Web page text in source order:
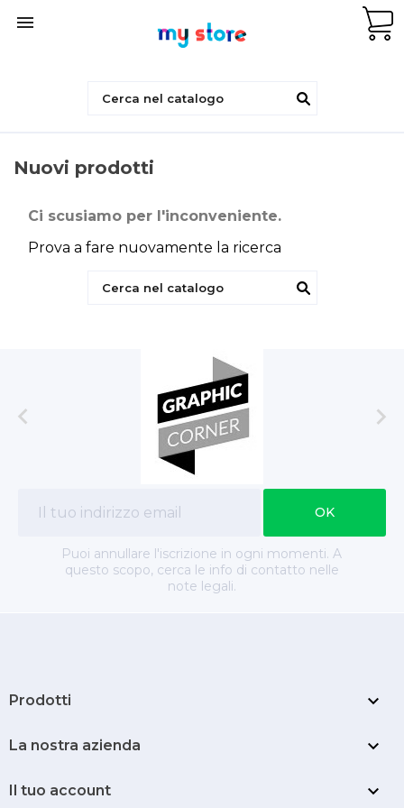

Nuovi prodotti
Ci scusiamo per l'inconveniente.
Prova a fare nuovamente la ricerca
 
Puoi annullare l'iscrizione in ogni momenti. A
questo scopo, cerca le info di contatto nelle
note legali.
Prodotti 
La nostra azienda 
Il tuo account 